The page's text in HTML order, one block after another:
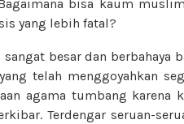
bisa kaum
yang lebih fatal?
besar dan berbahaya
telah menggoyahkan
agama tumbang karena
Terdengar seruan-